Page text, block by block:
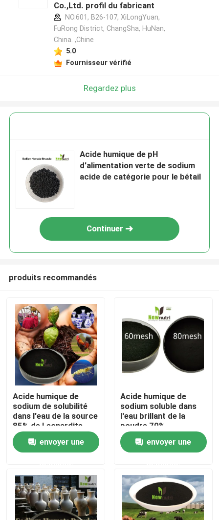
Accueil
A propos de nous
Contacts
Produits
Engrais organique d'acide humique
Co.,Ltd. profil du fabricant
NO.601, B26-107, XiLongYuan,
FuRong District, ChangSha, HuNan,
China. ,Chine
5.0
Fournisseur vérifié
Regardez plus
Acide humique de pH
d'alimentation verte de sodium
acide de catégorie pour le bétail
Continuer
produits recommandés
Acide humique de
sodium de solubilité
dans l'eau de la source
85% de Leonardite
envoyer une
Acide humique de
sodium soluble dans
l'eau brillant de la
poudre 70%
envoyer une